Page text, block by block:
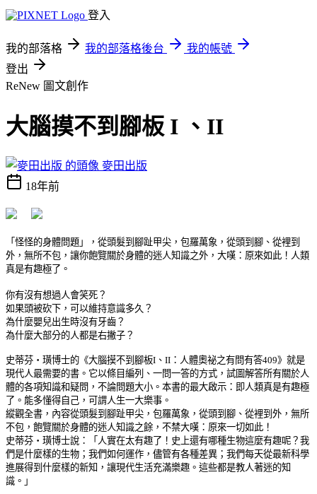
登入
我的部落格 我的部落格後台
我的帳號
登出
ReNew 圖文創作
大腦摸不到腳板 I 、II
麥田出版
18年前
「怪怪的身體問題」，從頭髮到腳趾甲尖，包羅萬象，從頭到腳、從裡到
外，無所不包，讓你飽覽關於身體的迷人知識之外，大嘆：原來如此！人類
真是有趣極了。
你有沒有想過人會笑死？
如果頭被砍下，可以維持意識多久？
為什麼嬰兒出生時沒有牙齒？
為什麼大部分的人都是右撇子？
史蒂芬‧璜博士的《大腦摸不到腳板I、II：人體奧祕之有問有答409》就是
現代人最需要的書。它以條目編列、一問一答的方式，試圖解答所有關於人
體的各項知識和疑問，不論問題大小。本書的最大啟示：即人類真是有趣極
了。能多懂得自己，可謂人生一大樂事。
縱觀全書，內容從頭髮到腳趾甲尖，包羅萬象，從頭到腳、從裡到外，無所
不包，飽覽關於身體的迷人知識之餘，不禁大嘆：原來一切如此！
史蒂芬‧璜博士說：「人實在太有趣了！史上還有哪種生物這麼有趣呢？我
們是什麼樣的生物；我們如何運作，儘管有各種差異；我們每天從最新科學
進展得到什麼樣的新知，讓現代生活充滿樂趣。這些都是教人著迷的知
識。」